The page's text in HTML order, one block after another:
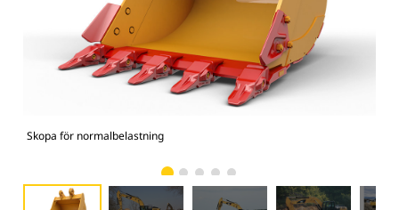
Skopa för normalbelastning